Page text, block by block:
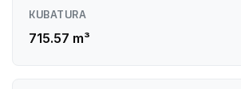
KUBATURA
715.57 m³